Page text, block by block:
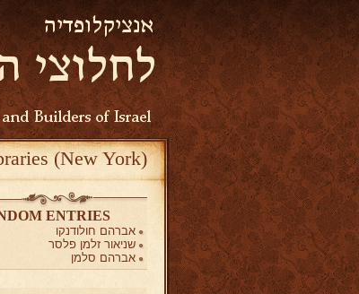
(New York)
ENTRIES
אברהם חולודנקו
שניאור זלמן פלסר
אברהם סלמן